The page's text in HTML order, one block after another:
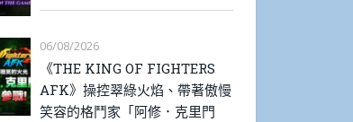
06/08/2026
《THE KING OF FIGHTERS
AFK》操控翠綠火焰、帶著傲慢
笑容的格鬥家「阿修．克里門